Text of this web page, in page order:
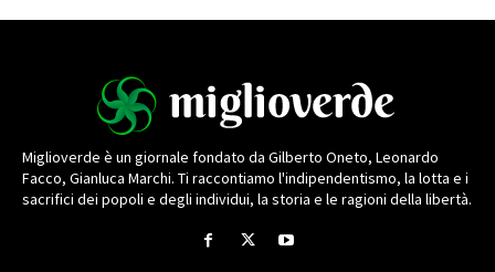
Miglioverde è un giornale fondato da Gilberto Oneto, Leonardo
Facco, Gianluca Marchi. Ti raccontiamo l'indipendentismo, la lotta e i
sacrifici dei popoli e degli individui, la storia e le ragioni della libertà.